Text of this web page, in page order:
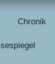
Chronik